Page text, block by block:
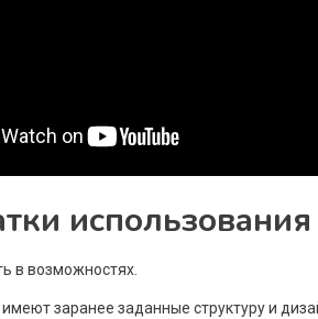
в возможностях.
заранее заданные структуру и